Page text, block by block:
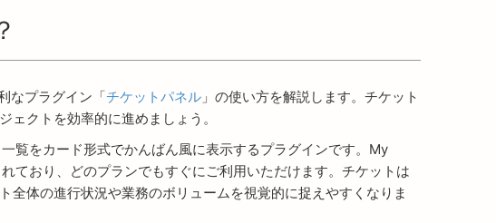
なプラグイン「チケットパネル 」の使い方を解説します。チケット
ェクトを効率的に進めましょう。
覧をカード形式でかんばん風に表示するプラグインです。My
ており、どのプランでもすぐにご利用いただけます。チケットは
全体の進行状況や業務のボリュームを視覚的に捉えやすくなりま